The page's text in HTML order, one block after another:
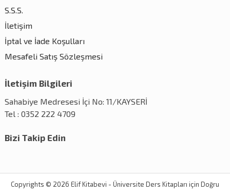
S.S.S.
İletişim
İptal ve İade Koşulları
Mesafeli Satış Sözleşmesi
İletişim Bilgileri
Sahabiye Medresesi İçi No: 11/KAYSERİ
Tel : 0352 222 4709
Bizi Takip Edin
Copyrights © 2026 Elif Kitabevi - Üniversite Ders Kitapları için Doğru